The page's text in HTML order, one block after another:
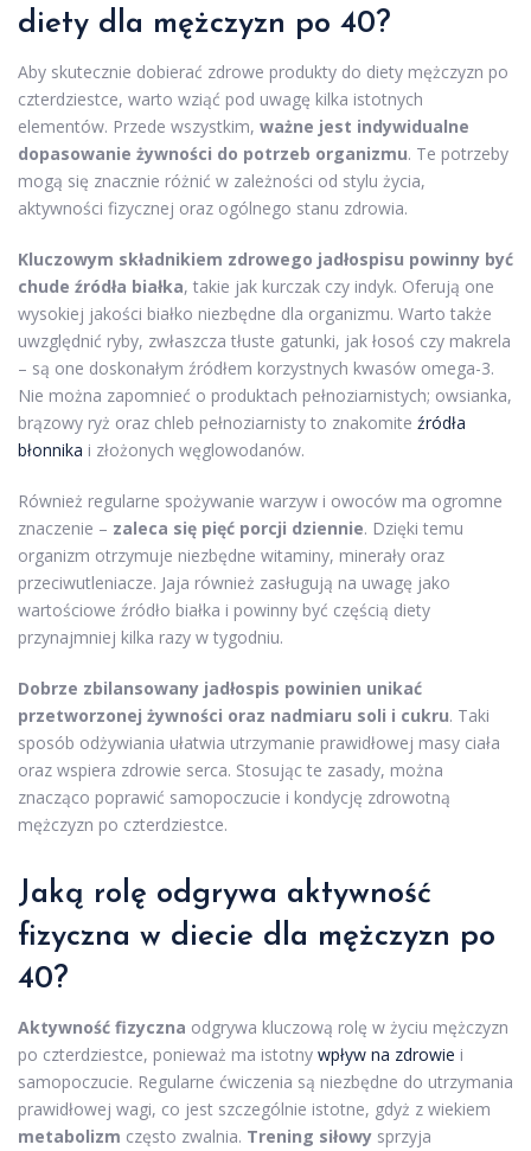
diety dla mężczyzn po 40?
Aby skutecznie dobierać zdrowe produkty do diety mężczyzn po
czterdziestce, warto wziąć pod uwagę kilka istotnych
elementów. Przede wszystkim, ważne jest indywidualne
dopasowanie żywności do potrzeb organizmu. Te potrzeby
mogą się znacznie różnić w zależności od stylu życia,
aktywności fizycznej oraz ogólnego stanu zdrowia.
Kluczowym składnikiem zdrowego jadłospisu powinny być
chude źródła białka, takie jak kurczak czy indyk. Oferują one
wysokiej jakości białko niezbędne dla organizmu. Warto także
uwzględnić ryby, zwłaszcza tłuste gatunki, jak łosoś czy makrela
– są one doskonałym źródłem korzystnych kwasów omega-3.
Nie można zapomnieć o produktach pełnoziarnistych; owsianka,
brązowy ryż oraz chleb pełnoziarnisty to znakomite źródła
błonnika i złożonych węglowodanów.
Również regularne spożywanie warzyw i owoców ma ogromne
znaczenie – zaleca się pięć porcji dziennie. Dzięki temu
organizm otrzymuje niezbędne witaminy, minerały oraz
przeciwutleniacze. Jaja również zasługują na uwagę jako
wartościowe źródło białka i powinny być częścią diety
przynajmniej kilka razy w tygodniu.
Dobrze zbilansowany jadłospis powinien unikać
przetworzonej żywności oraz nadmiaru soli i cukru. Taki
sposób odżywiania ułatwia utrzymanie prawidłowej masy ciała
oraz wspiera zdrowie serca. Stosując te zasady, można
znacząco poprawić samopoczucie i kondycję zdrowotną
mężczyzn po czterdziestce.
Jaką rolę odgrywa aktywność
fizyczna w diecie dla mężczyzn po
40?
Aktywność fizyczna odgrywa kluczową rolę w życiu mężczyzn
po czterdziestce, ponieważ ma istotny wpływ na zdrowie i
samopoczucie. Regularne ćwiczenia są niezbędne do utrzymania
prawidłowej wagi, co jest szczególnie istotne, gdyż z wiekiem
metabolizm często zwalnia. Trening siłowy sprzyja